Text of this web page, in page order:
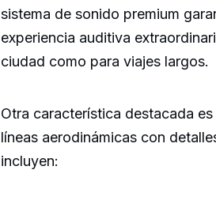
sistema de sonido premium
experiencia auditiva
ciudad como para viajes largos.
Otra característica destacada
líneas aerodinámicas con
incluyen: